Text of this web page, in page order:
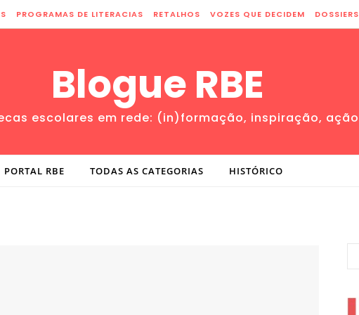
PROGRAMAS DE LITERACIAS RETALHOS VOZES QUE DECIDEM DOSSIERS
Blogue RBE
escolares em rede: (in)formação, inspiração, ação
PORTAL RBE TODAS AS CATEGORIAS HISTÓRICO